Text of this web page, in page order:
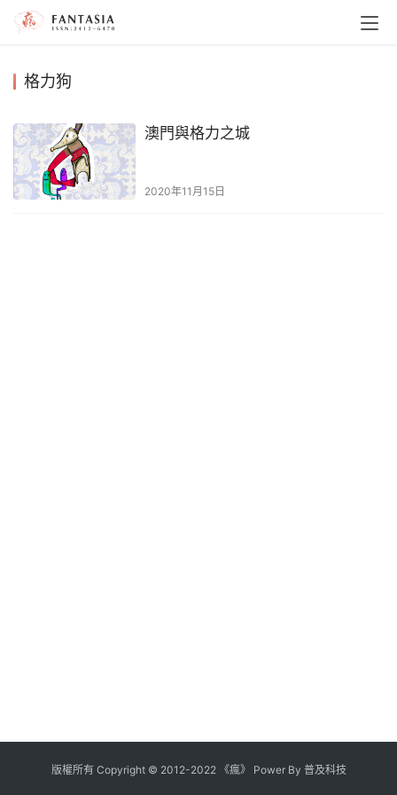
格力狗
澳門與格力之城
2020年11月15日
版權所有 Copyright © 2012-2022《瘋》 Power By 普及科技